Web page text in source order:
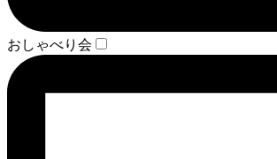
おしゃべり会